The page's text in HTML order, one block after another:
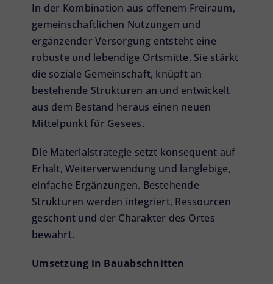
In der Kombination aus offenem Freiraum,
gemeinschaftlichen Nutzungen und
ergänzender Versorgung entsteht eine
robuste und lebendige Ortsmitte. Sie stärkt
die soziale Gemeinschaft, knüpft an
bestehende Strukturen an und entwickelt
aus dem Bestand heraus einen neuen
Mittelpunkt für Gesees.
Die Materialstrategie setzt konsequent auf
Erhalt, Weiterverwendung und langlebige,
einfache Ergänzungen. Bestehende
Strukturen werden integriert, Ressourcen
geschont und der Charakter des Ortes
bewahrt.
Umsetzung in Bauabschnitten